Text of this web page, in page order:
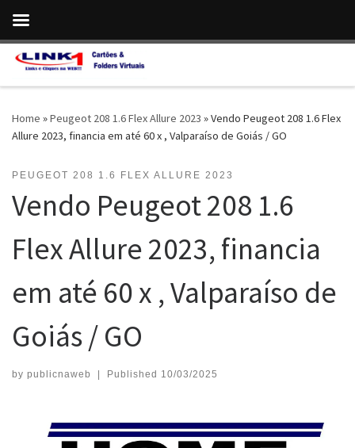
Skip to content
Home »Peugeot 208 1.6 Flex Allure 2023 »Vendo Peugeot 208 1.6 Flex
Allure 2023, financia em até 60 x , Valparaíso de Goiás / GO
PEUGEOT 208 1.6 FLEX ALLURE 2023
Vendo Peugeot 208 1.6
Flex Allure 2023, financia
em até 60 x , Valparaíso de
Goiás / GO
by publicnaweb | Published 10/03/2025